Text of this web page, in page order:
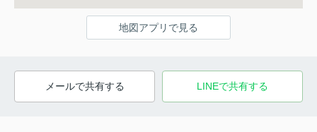
地図アプリで見る
メールで共有する LINEで共有する